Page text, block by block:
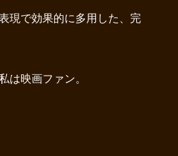
現で効果的に多用した、完
は映画ファン。